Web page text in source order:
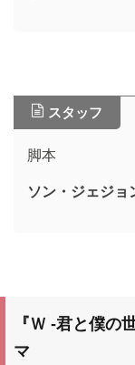
スタッフ
脚本
ソン・ジェジョ
『Ｗ -君と僕の
マ